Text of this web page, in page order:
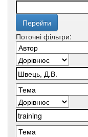
Поточні фільтри: